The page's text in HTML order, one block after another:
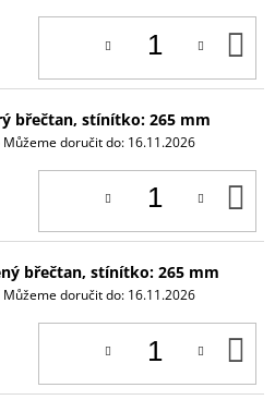
břečtan, stínítko: 265 mm
Můžeme doručit do: 16.11.2026
břečtan, stínítko: 265 mm
Můžeme doručit do: 16.11.2026